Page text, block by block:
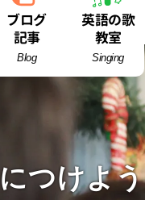
ブログ
記事
Blog
英語の歌
教室
Singing
つけよう